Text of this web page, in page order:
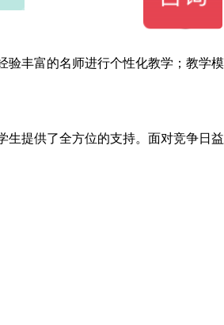
丰富的名师进行个性化教学；教学模
生提供了全方位的支持。面对竞争日益